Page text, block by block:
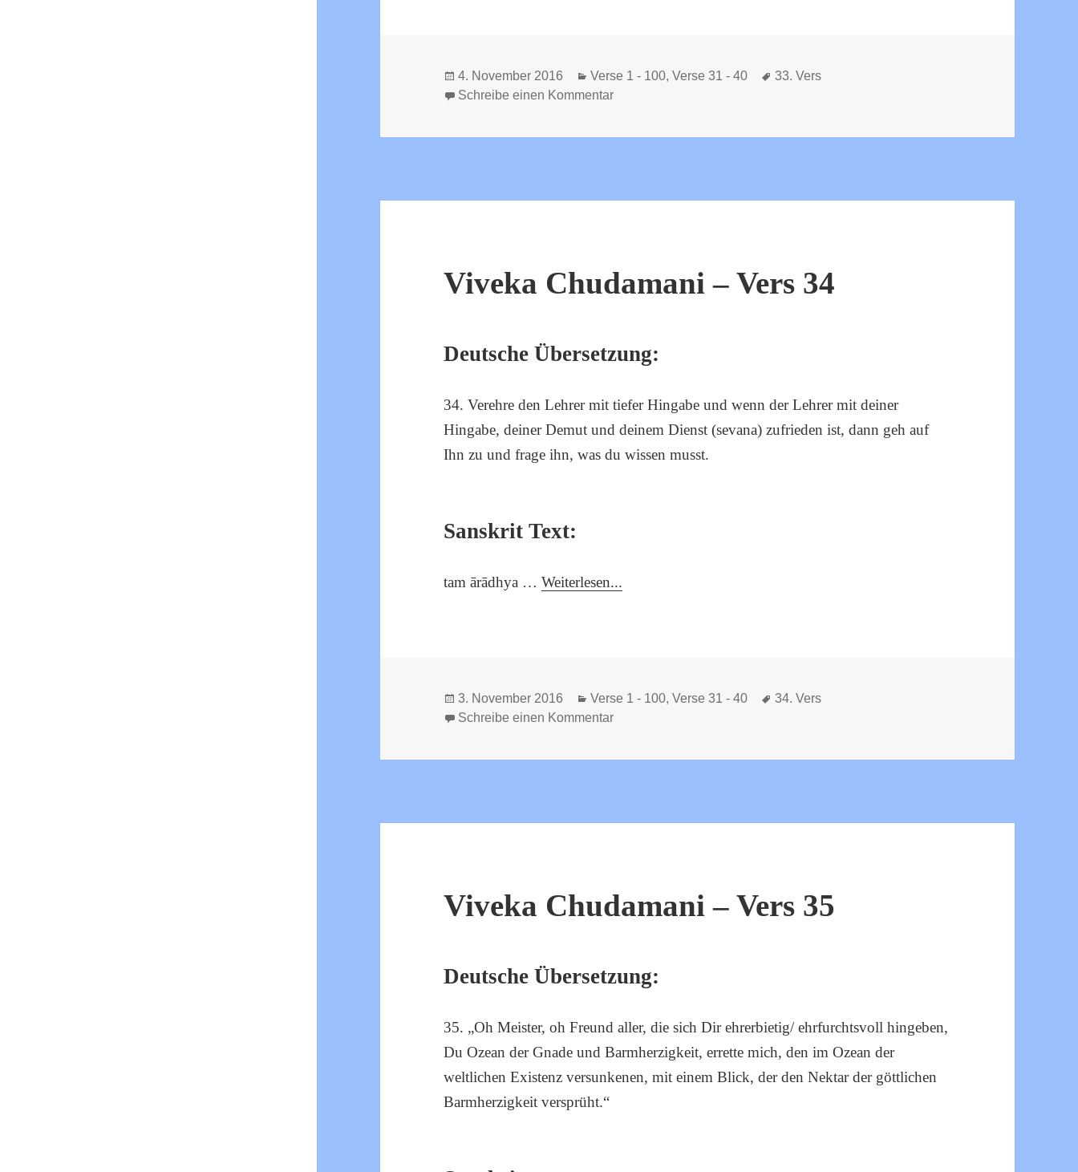
Veröffentlicht
am
4. November 2016 Kategorien
Verse 1 - 100,Verse 31 - 40 Schlagwörter
33. Vers
Schreibe einen Kommentarzu Viveka Chudamani – Vers 33
Viveka Chudamani – Vers 34
Deutsche Übersetzung:
34. Verehre den Lehrer mit tiefer Hingabe und wenn der Lehrer mit deiner
Hingabe, deiner Demut und deinem Dienst (sevana) zufrieden ist, dann geh auf
Ihn zu und frage ihn, was du wissen musst.
Sanskrit Text:
tam ārādhya …Weiterlesen...
Veröffentlicht
am
3. November 2016 Kategorien
Verse 1 - 100,Verse 31 - 40 Schlagwörter
34. Vers
Schreibe einen Kommentarzu Viveka Chudamani – Vers 34
Viveka Chudamani – Vers 35
Deutsche Übersetzung:
35. „Oh Meister, oh Freund aller, die sich Dir ehrerbietig/ ehrfurchtsvoll hingeben,
Du Ozean der Gnade und Barmherzigkeit, errette mich, den im Ozean der
weltlichen Existenz versunkenen, mit einem Blick, der den Nektar der göttlichen
Barmherzigkeit versprüht.“